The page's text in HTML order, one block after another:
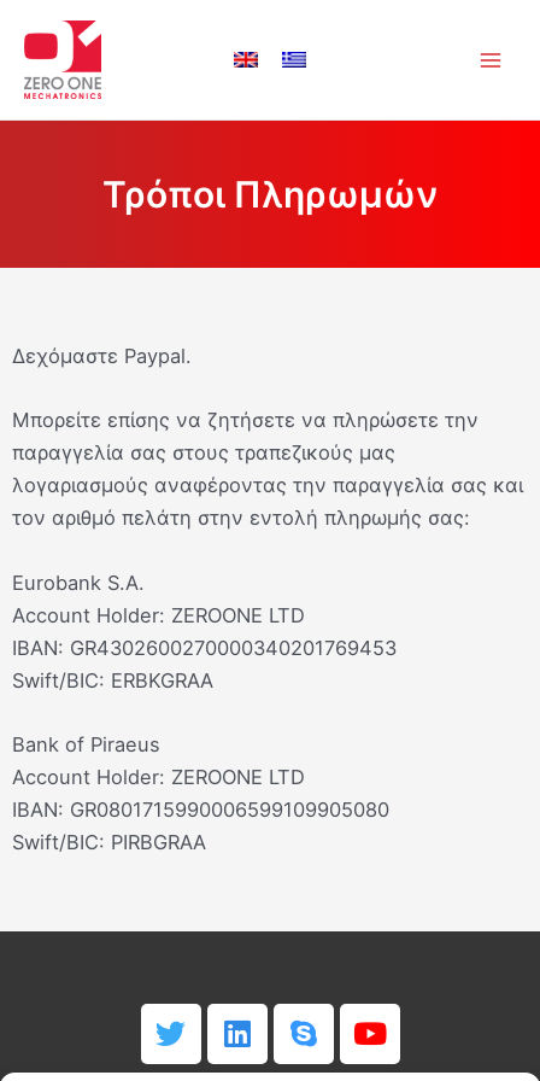
Μετάβαση
στο
περιεχόμενο
Τρόποι Πληρωμών
Δεχόμαστε Paypal.
Μπορείτε επίσης να ζητήσετε να πληρώσετε την
παραγγελία σας στους τραπεζικούς μας
λογαριασμούς αναφέροντας την παραγγελία σας και
τον αριθμό πελάτη στην εντολή πληρωμής σας:
Eurobank S.A.
Account Holder: ZEROONE LTD
IBAN: GR4302600270000340201769453
Swift/BIC: ΕRBKGRAA
Bank of Piraeus
Account Holder: ZEROONE LTD
IBAN: GR0801715990006599109905080
Swift/BIC: PIRBGRAA
T
w
L
i
S
k
Y
o